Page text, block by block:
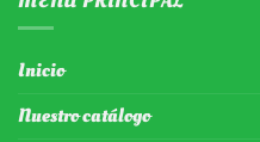
Inicio
Nuestro catálogo